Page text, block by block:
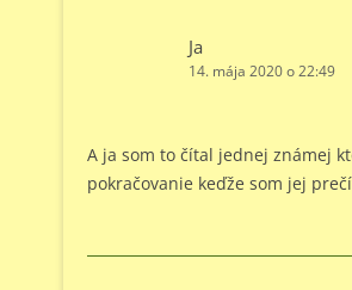
Ja
14. mája 2020 o 22:49
A ja som to čítal jednej známej
pokračovanie keďže som jej